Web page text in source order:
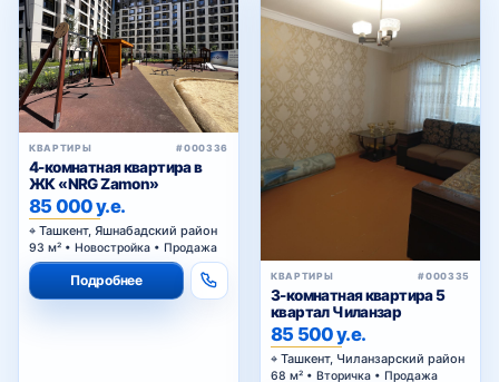
#000336
4-комнатная квартира в
ЖК «NRG Zamon»
85 000 у.е.
Ташкент, Яшнабадский район
93 м² • Новостройка • Продажа
Подробнее #000335
3-комнатная квартира 5
квартал Чиланзар
85 500 у.е.
Ташкент, Чиланзарский район
68 м² • Вторичка • Продажа